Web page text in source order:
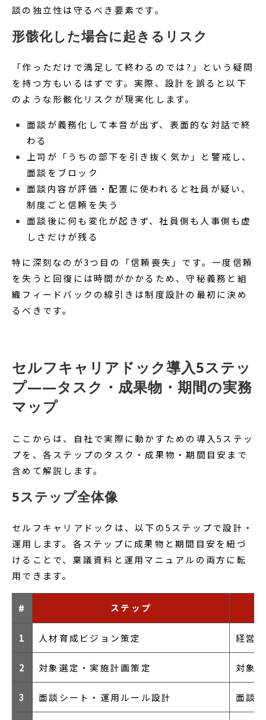
談の独立性は守るべき要素です。
形骸化した場合に起きるリスク
「作っただけで満足して終わるのでは?」という疑問
を持つ方もいるはずです。実際、設計を誤ると以下
のような形骸化リスクが現実化します。
面談が義務化して本音が出ず、表面的な対話で終
わる
上司が「うちの部下を引き抜く気か」と警戒し、
面談をブロック
面談内容が評価・配置に使われると社員が疑い、
制度ごと信頼を失う
面談後に何も変化が起きず、社員側も人事側も虚
しさだけが残る
特に深刻なのが3つ目の「信頼喪失」です。一度信頼
を失うと回復には時間がかかるため、守秘義務と組
織フィードバックの線引きは制度設計の最初に決め
るべきです。
セルフキャリアドック導入5ステッ
プ——タスク・成果物・期間の実務
マップ
ここからは、自社で実際に動かすための導入5ステッ
プを、各ステップのタスク・成果物・期間目安まで
含めて解説します。
5ステップ全体像
セルフキャリアドックは、以下の5ステップで設計・
運用します。各ステップに成果物と期間目安を紐づ
けることで、稟議資料と運用マニュアルの両方に転
用できます。
# ステップ
1 人材育成ビジョン策定 経営
2 対象選定・実施計画策定 対象
3 面談シート・運用ルール設計 面談